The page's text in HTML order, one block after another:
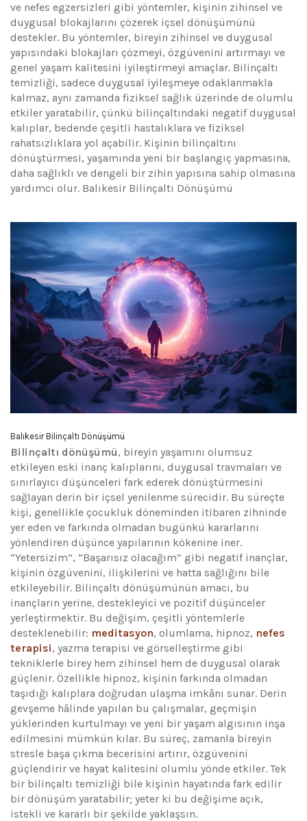
ve nefes egzersizleri gibi yöntemler, kişinin zihinsel ve
duygusal blokajlarını çözerek içsel dönüşümünü
destekler. Bu yöntemler, bireyin zihinsel ve duygusal
yapısındaki blokajları çözmeyi, özgüvenini artırmayı ve
genel yaşam kalitesini iyileştirmeyi amaçlar. Bilinçaltı
temizliği, sadece duygusal iyileşmeye odaklanmakla
kalmaz, aynı zamanda fiziksel sağlık üzerinde de olumlu
etkiler yaratabilir, çünkü bilinçaltındaki negatif duygusal
kalıplar, bedende çeşitli hastalıklara ve fiziksel
rahatsızlıklara yol açabilir. Kişinin bilinçaltını
dönüştürmesi, yaşamında yeni bir başlangıç yapmasına,
daha sağlıklı ve dengeli bir zihin yapısına sahip olmasına
yardımcı olur. Balıkesir Bilinçaltı Dönüşümü
Balıkesir Bilinçaltı Dönüşümü
Bilinçaltı dönüşümü, bireyin yaşamını olumsuz
etkileyen eski inanç kalıplarını, duygusal travmaları ve
sınırlayıcı düşünceleri fark ederek dönüştürmesini
sağlayan derin bir içsel yenilenme sürecidir. Bu süreçte
kişi, genellikle çocukluk döneminden itibaren zihninde
yer eden ve farkında olmadan bugünkü kararlarını
yönlendiren düşünce yapılarının kökenine iner.
“Yetersizim”, “Başarısız olacağım” gibi negatif inançlar,
kişinin özgüvenini, ilişkilerini ve hatta sağlığını bile
etkileyebilir. Bilinçaltı dönüşümünün amacı, bu
inançların yerine, destekleyici ve pozitif düşünceler
yerleştirmektir. Bu değişim, çeşitli yöntemlerle
desteklenebilir: meditasyon, olumlama, hipnoz, nefes
terapisi, yazma terapisi ve görselleştirme gibi
tekniklerle birey hem zihinsel hem de duygusal olarak
güçlenir. Özellikle hipnoz, kişinin farkında olmadan
taşıdığı kalıplara doğrudan ulaşma imkânı sunar. Derin
gevşeme hâlinde yapılan bu çalışmalar, geçmişin
yüklerinden kurtulmayı ve yeni bir yaşam algısının inşa
edilmesini mümkün kılar. Bu süreç, zamanla bireyin
stresle başa çıkma becerisini artırır, özgüvenini
güçlendirir ve hayat kalitesini olumlu yönde etkiler. Tek
bir bilinçaltı temizliği bile kişinin hayatında fark edilir
bir dönüşüm yaratabilir; yeter ki bu değişime açık,
istekli ve kararlı bir şekilde yaklaşsın.